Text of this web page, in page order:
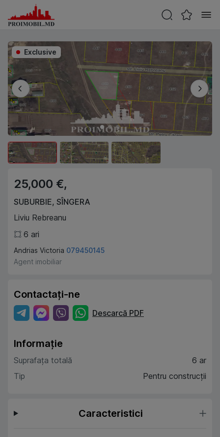
Exclusive
25,000 €,
SUBURBIE, SÎNGERA
Liviu Rebreanu
6 ari
Andrias Victoria 079450145
Agent imobiliar
Contactați-ne
Descarcă PDF
Informație
Suprafața totală
6 ar
Tip
Pentru construcții
Caracteristici